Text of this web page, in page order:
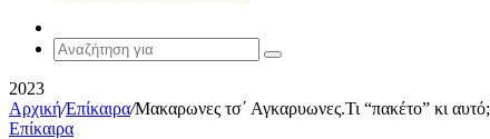
Article
Αναζήτηση
2023
Αρχική/Επίκαιρα/Μακαρωνες τσ΄ Αγκαρυωνες.Τι “πακέτο” κι αυτό;
Επίκαιρα